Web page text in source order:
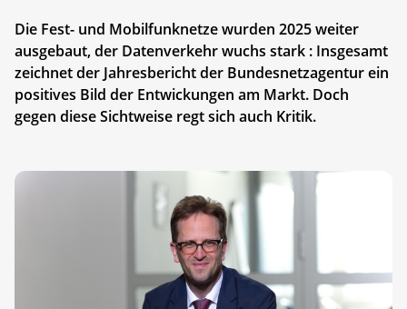
Die Fest- und Mobilfunknetze wurden 2025 weiter
ausgebaut, der Datenverkehr wuchs stark : Insgesamt
zeichnet der Jahresbericht der Bundesnetzagentur ein
positives Bild der Entwickungen am Markt. Doch
gegen diese Sichtweise regt sich auch Kritik.